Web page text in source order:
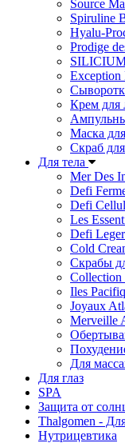
Source
Spiruline
Hyalu-
Prodige
Крем для
Маска
Скраб
Для тела
Mer Des
Defi
Defi
Les
Defi
Cold
Скрабы
Collection
Iles
Joyaux
Merveille
Для
Для глаз
SPA
Защита от
Thalgomen -
Нутрицевтика